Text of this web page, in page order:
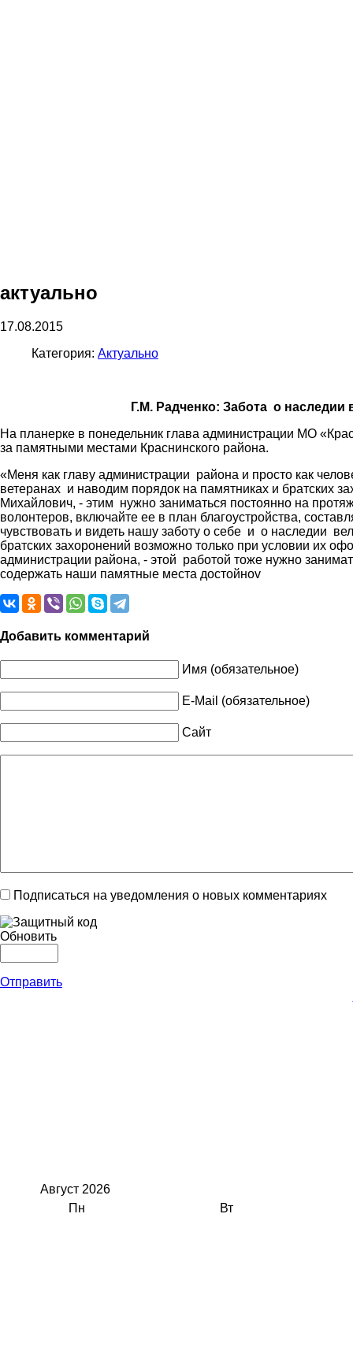
актуально
17.08.2015
Категория: Актуально
Г.М. Радченко: Забота о
На планерке в понедельник глава администрации МО
за памятными местами Краснинского района.
«Меня как главу администрации района и просто как
ветеранах и наводим порядок на памятниках и братских
Михайлович, - этим нужно заниматься постоянно на
волонтеров, включайте ее в план благоустройства,
чувствовать и видеть нашу заботу о себе и о наследии
братских захоронений возможно только при условии их
администрации района, - этой работой тоже нужно
содержать наши памятные места достойноv
Добавить комментарий
Имя (обязательное)
E-Mail (обязательное)
Сайт
Подписаться на уведомления о новых комментариях
Обновить
Отправить
Август 2026
Пн
Вт